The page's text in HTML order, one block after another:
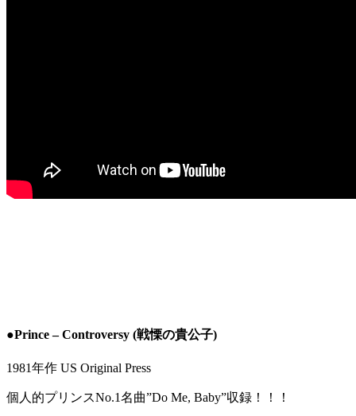
●Prince – Controversy (戦慄の貴公子)
1981年作 US Original Press
個人的プリンスNo.1名曲”Do Me, Baby”収録！！！